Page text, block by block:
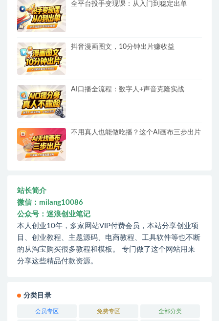
全平台投手变现课：从入门到稳定出单
抖音漫画图文，10分钟出片赚收益
AI口播全流程：数字人+声音克隆实战
不用真人也能做吃播？这个AI画布三步出片
站长简介
微信：milang10086
公众号：迷浪创业笔记
本人创业10年，多家网站VIP付费会员，本站分享创业项
目、创业教程、主题源码、电商教程、工具软件等也不断
的从淘宝购买很多教程和模板。 专门做了这个网站用来
分享这些精品付款资源。
分类目录
会员专区 免费专区 全部分类